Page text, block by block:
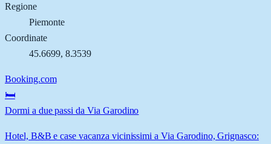
Regione
Piemonte
Coordinate
45.6699, 8.3539
Booking.com
🛏️
Dormi a due passi da Via Garodino
Hotel, B&B e case vacanza vicinissimi a Via Garodino, Grignasco: